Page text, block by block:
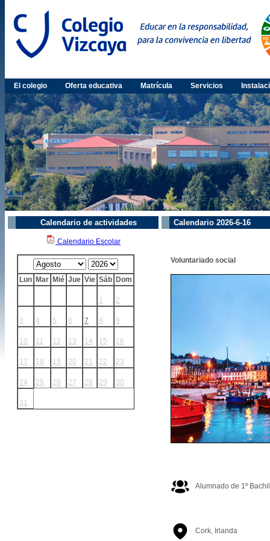
El colegio Oferta educativa Matrícula Servicios
Calendario 2026-6-16
Voluntariado social
Alumnado de 1º
Cork, Irlanda
Calendario de actividades
Calendario Escolar
Lun Mar Mié Jue Vie Sáb Dom
1 2
3 4 5 6 7 8 9
10 11 12 13 14 15 16
17 18 19 20 21 22 23
24 25 26 27 28 29 30
31